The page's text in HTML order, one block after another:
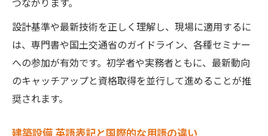
設計基準や最新技術を正しく理解し、現場に適用するに
は、専門書や国土交通省のガイドライン、各種セミナー
への参加が有効です。初学者や実務者ともに、最新動向
のキャッチアップと資格取得を並行して進めることが推
奨されます。
建築設備 英語表記と国際的な用語の違い